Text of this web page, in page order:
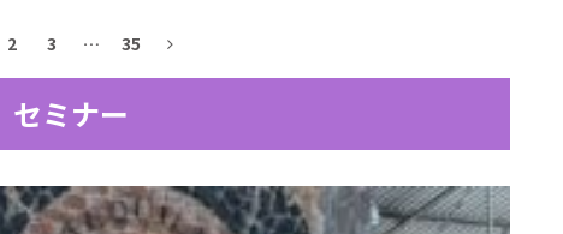
2 3 … 35
セミナー